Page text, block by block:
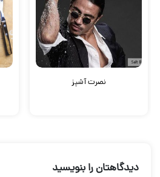
نصرت آشپز
دیدگاهتان را بنویسید